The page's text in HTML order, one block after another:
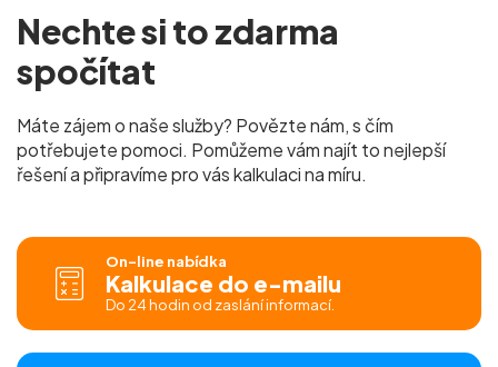
Nechte si tozdarma
spočítat
Máte zájem o naše služby? Povězte nám, s čím
potřebujete pomoci. Pomůžeme vám najít to nejlepší
řešení a připravíme pro váskalkulaci na míru.
On-line nabídka
Kalkulace do e-mailu
Do 24 hodin od zaslání informací.